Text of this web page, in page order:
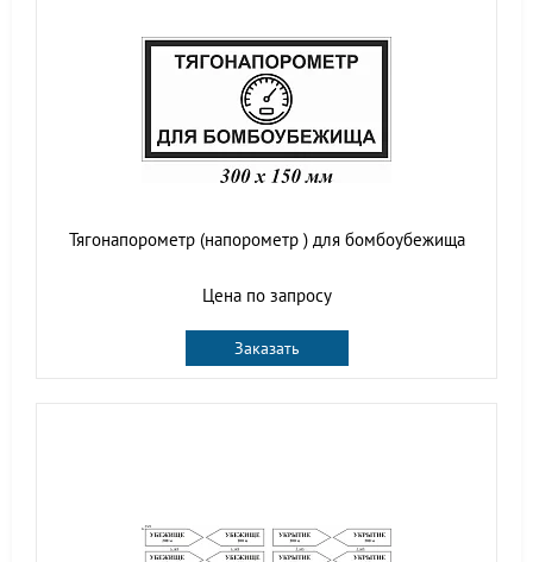
Тягонапорометр (напорометр ) для бомбоубежища
Цена по запросу
Заказать